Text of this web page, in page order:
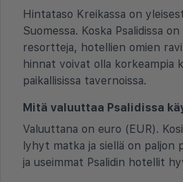
Hintataso Kreikassa on
Suomessa. Koska Psalidissa
resortteja, hotellien omien
hinnat voivat olla korkeampia
paikallisissa tavernoissa.
Mitä valuuttaa Psalidissa
Valuuttana on euro (EUR).
lyhyt matka ja siellä on paljon
ja useimmat Psalidin hotellit